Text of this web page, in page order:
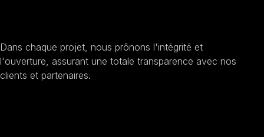
Dans chaque projet, nous prônons l'intégrité et
l'ouverture, assurant une totale transparence avec nos
clients et partenaires.